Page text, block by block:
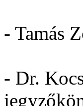
- Tamás
- Dr.